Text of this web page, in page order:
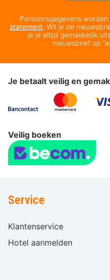
Persoonsgegevens
statement. Wil je de
je je altijd gemakkelijk
nieuwsbrief op
Je betaalt veilig en
Veilig boeken
Service
Klantenservice
Hotel aanmelden